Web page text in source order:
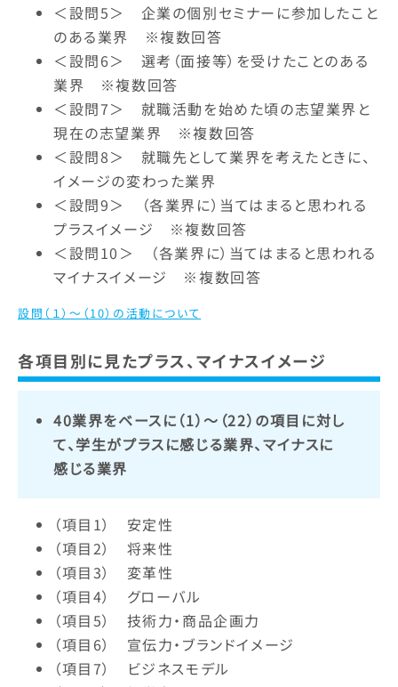
＜設問5＞ 企業の個別セミナーに参加したこと
のある業界 ※複数回答
＜設問6＞ 選考（面接等）を受けたことのある
業界 ※複数回答
＜設問7＞ 就職活動を始めた頃の志望業界と
現在の志望業界 ※複数回答
＜設問8＞ 就職先として業界を考えたときに、
イメージの変わった業界
＜設問9＞ （各業界に）当てはまると思われる
プラスイメージ ※複数回答
＜設問10＞ （各業界に）当てはまると思われる
マイナスイメージ ※複数回答
設問（１）～（10）の活動について
各項目別に見たプラス、マイナスイメージ
40業界をベースに（1）～（22）の項目に対し
て、学生がプラスに感じる業界、マイナスに
感じる業界
（項目1） 安定性
（項目2） 将来性
（項目3） 変革性
（項目4） グローバル
（項目5） 技術力・商品企画力
（項目6） 宣伝力・ブランドイメージ
（項目7） ビジネスモデル